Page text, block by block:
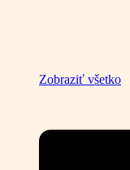
Zobraziť všetko